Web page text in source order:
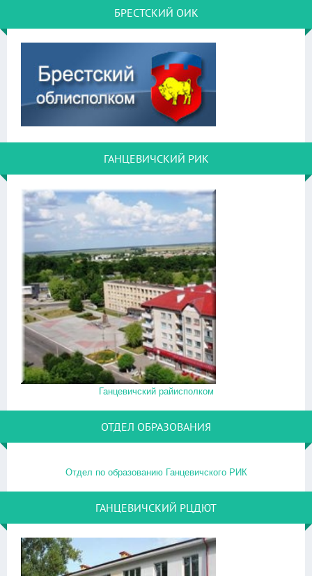
БРЕСТСКИЙ ОИК
ГАНЦЕВИЧСКИЙ РИК
Ганцевичский райисполком
ОТДЕЛ ОБРАЗОВАНИЯ
Отдел по образованию Ганцевичского РИК
ГАНЦЕВИЧСКИЙ РЦДЮТ